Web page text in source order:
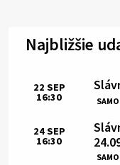
Najbližšie
Čas:
22 SEP
16:30
Čas:
24SEP
16:30